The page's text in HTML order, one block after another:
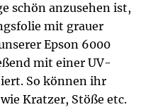
schön anzusehen ist,
mit grauer
Epson 6000
mit einer UV-
So können ihr
Kratzer, Stöße etc.